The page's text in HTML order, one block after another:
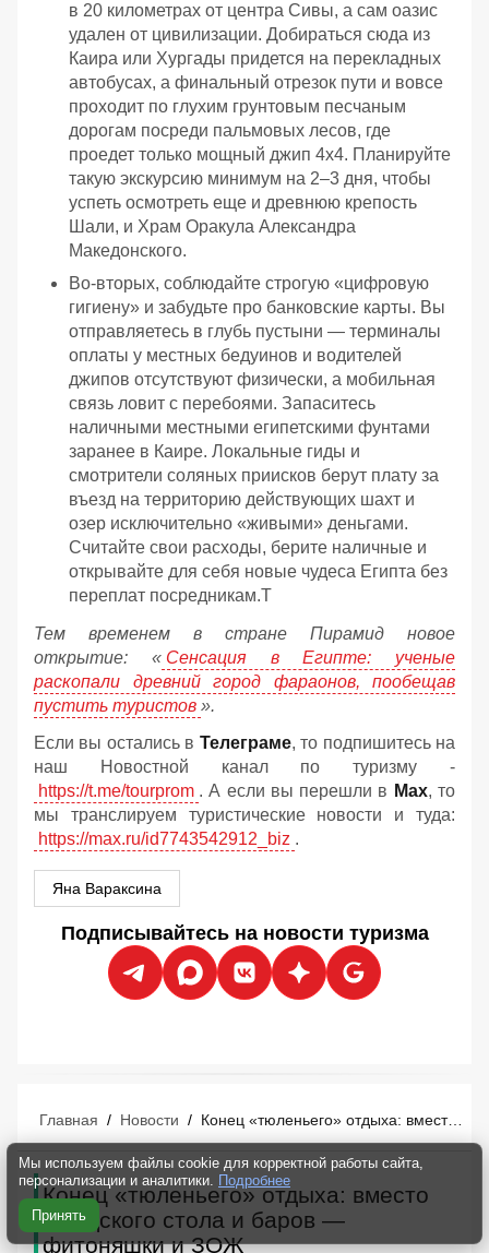
в 20 километрах от центра Сивы, а сам оазис
удален от цивилизации. Добираться сюда из
Каира или Хургады придется на перекладных
автобусах, а финальный отрезок пути и вовсе
проходит по глухим грунтовым песчаным
дорогам посреди пальмовых лесов, где
проедет только мощный джип 4х4. Планируйте
такую экскурсию минимум на 2–3 дня, чтобы
успеть осмотреть еще и древнюю крепость
Шали, и Храм Оракула Александра
Македонского.
Во-вторых, соблюдайте строгую «цифровую
гигиену» и забудьте про банковские карты. Вы
отправляетесь в глубь пустыни — терминалы
оплаты у местных бедуинов и водителей
джипов отсутствуют физически, а мобильная
связь ловит с перебоями. Запаситесь
наличными местными египетскими фунтами
заранее в Каире. Локальные гиды и
смотрители соляных приисков берут плату за
въезд на территорию действующих шахт и
озер исключительно «живыми» деньгами.
Считайте свои расходы, берите наличные и
открывайте для себя новые чудеса Египта без
переплат посредникам.Т
Тем временем в стране Пирамид новое
открытие: « Сенсация в Египте: ученые
раскопали древний город фараонов, пообещав
пустить туристов ».
Если вы остались в Телеграме, то подпишитесь на
наш Новостной канал по туризму -
https://t.me/tourprom . А если вы перешли в Мах, то
мы транслируем туристические новости и туда:
https://max.ru/id7743542912_biz .
Яна Вараксина
Подписывайтесь на новости туризма
Главная / Новости / Конец «тюленьего» отдыха: вместо шведского стола и баров — фитоняшки и ЗОЖ
Конец «тюленьего» отдыха: вместо
шведского стола и баров —
фитоняшки и ЗОЖ
Мы используем файлы cookie для корректной работы сайта,
персонализации и аналитики. Подробнее
Принять